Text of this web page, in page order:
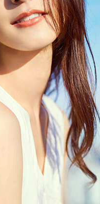
ださい。
乗り越えましたか？
しますか？